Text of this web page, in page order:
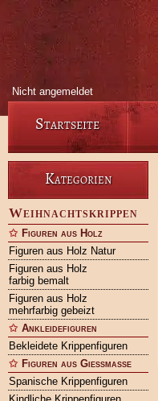
Nicht angemeldet
Startseite
Kategorien
Weihnachtskrippen
Figuren aus Holz
Figuren aus Holz Natur
Figuren aus Holz
farbig bemalt
Figuren aus Holz
mehrfarbig gebeizt
Ankleidefiguren
Bekleidete Krippenfiguren
Figuren aus Gießmasse
Spanische Krippenfiguren